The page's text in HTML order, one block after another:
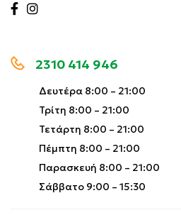
2310 414 946
Δευτέρα 8:00 – 21:00
Τρίτη 8:00 – 21:00
Τετάρτη 8:00 – 21:00
Πέμπτη 8:00 – 21:00
Παρασκευή 8:00 – 21:00
Σάββατο 9:00 – 15:30